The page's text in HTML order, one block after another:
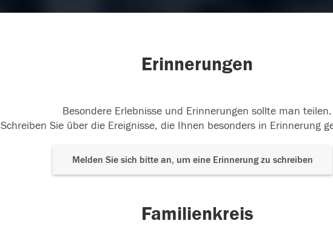
Erinnerungen
Besondere Erlebnisse und Erinnerungen sollte man teilen.
Schreiben Sie über die Ereignisse, die Ihnen besonders in Erinnerung
Melden Sie sich bitte an, um eine Erinnerung zu schreiben
Familienkreis